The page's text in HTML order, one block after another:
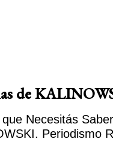
de
que Necesitás
Periodismo